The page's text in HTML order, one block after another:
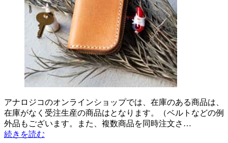
アナロジコのオンラインショップでは、在庫のある商品は、
在庫がなく受注生産の商品はとなります。（ベルトなどの例
外品もございます。また、複数商品を同時注文さ…
続きを読む